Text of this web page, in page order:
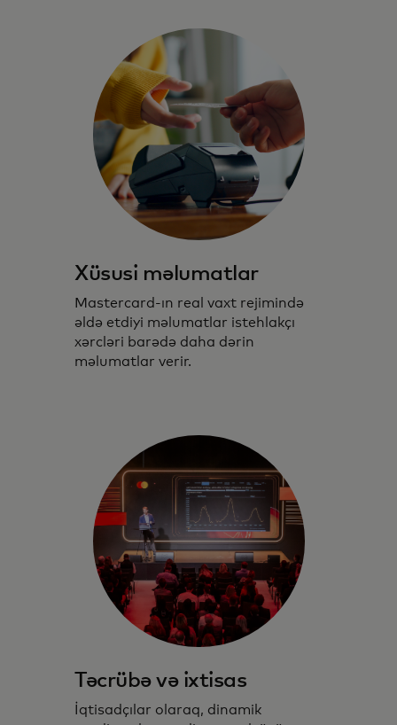
Xüsusi məlumatlar
Mastercard-ın real vaxt rejimində
əldə etdiyi məlumatlar istehlakçı
xərcləri barədə daha dərin
məlumatlar verir.
Təcrübə və ixtisas
İqtisadçılar olaraq, dinamik